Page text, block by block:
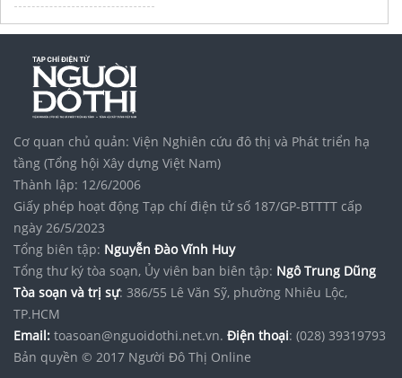
Cơ quan chủ quản: Viện Nghiên cứu đô thị và Phát triển hạ
tầng (Tổng hội Xây dựng Việt Nam)
Thành lập: 12/6/2006
Giấy phép hoạt động Tạp chí điện tử số 187/GP-BTTTT cấp
ngày 26/5/2023
Tổng biên tập: Nguyễn Đào Vĩnh Huy
Tổng thư ký tòa soạn, Ủy viên ban biên tập: Ngô Trung Dũng
Tòa soạn và trị sự: 386/55 Lê Văn Sỹ, phường Nhiêu Lộc,
TP.HCM
Email: toasoan@nguoidothi.net.vn. Điện thoại: (028) 39319793
Bản quyền © 2017 Người Đô Thị Online